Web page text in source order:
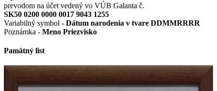
prevodom na účet vedený vo VÚB Galanta č.
SK50 0200 0000 0017 9043 1255
Variabilný symbol - Dátum narodenia v tvare DDMMRRRR
Poznámka - Meno Priezvisko
Pamätný list